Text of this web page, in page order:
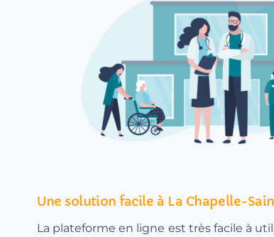
Une solution facile à La Chapelle-
La plateforme en ligne est très facile à